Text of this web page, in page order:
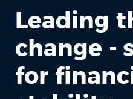
Leading
change -
for